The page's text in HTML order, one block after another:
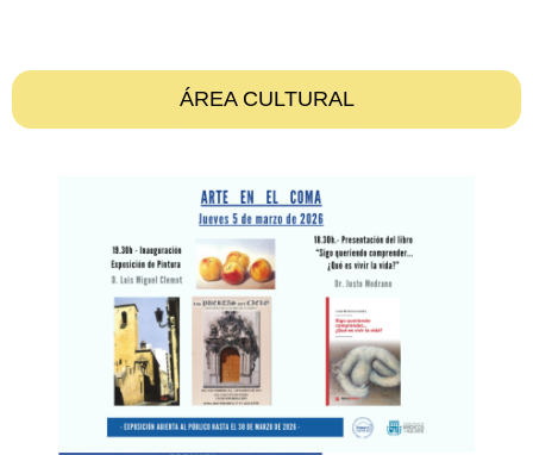
ÁREA CULTURAL